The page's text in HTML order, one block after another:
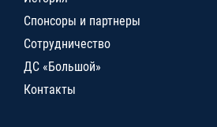
Спонсоры и партнеры
Сотрудничество
ДС «Большой»
Контакты